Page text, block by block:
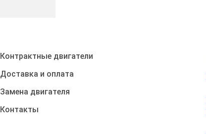
Контрактные двигатели
Доставка и оплата
Замена двигателя
Контакты